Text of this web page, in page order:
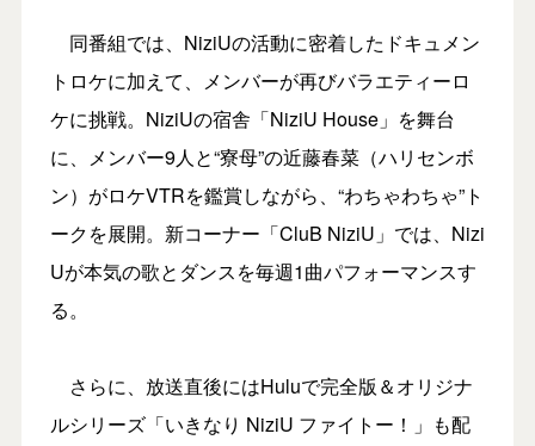
同番組では、NiziUの活動に密着したドキュメン
トロケに加えて、メンバーが再びバラエティーロ
ケに挑戦。NiziUの宿舎「NiziU House」を舞台
に、メンバー9人と“寮母”の近藤春菜（ハリセンボ
ン）がロケVTRを鑑賞しながら、“わちゃわちゃ”ト
ークを展開。新コーナー「CluB NiziU」では、Nizi
Uが本気の歌とダンスを毎週1曲パフォーマンスす
る。
さらに、放送直後にはHuluで完全版＆オリジナ
ルシリーズ「いきなり NiziU ファイトー！」も配